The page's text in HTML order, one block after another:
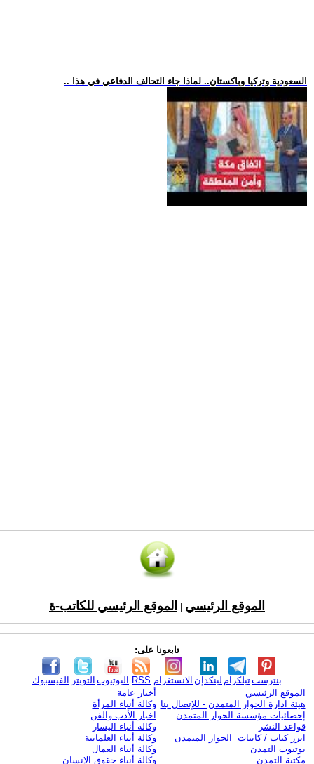
.. السعودية وتركيا وباكستان.. لماذا جاء التحالف الدفاعي في هذا
الموقع الرئيسي الموقع الرئيسي للكاتب-ة
تابعونا على:
الفيسبوك التويتر اليوتيوب RSS الانستغرام لينكدإن تيلكرامبنترست
الموقع الرئيسي
هيئة ادارة الحوار المتمدن - للإتصال بنا
إحصائيات مؤسسة الحوار المتمدن
قواعد النشر
ابرز كتاب / كاتبات الحوار المتمدن
يوتيوب التمدن
مكتبة التمدن
أخبار عامة
وكالة أنباء المرأة
اخبار الأدب والفن
وكالة أنباء اليسار
وكالة أنباء العلمانية
وكالة أنباء العمال
وكالة أنباء حقوق الإنسان